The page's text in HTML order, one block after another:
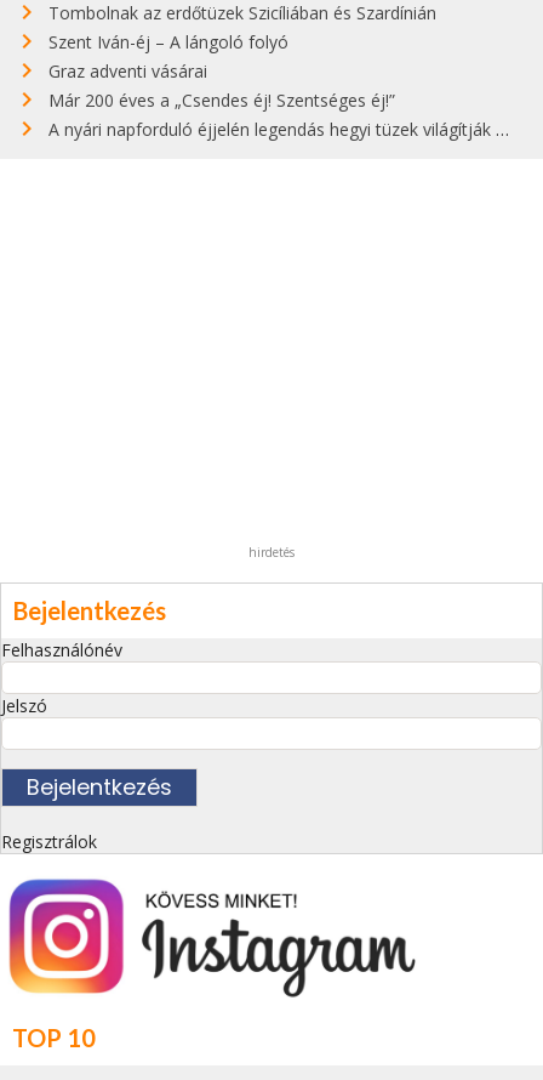
Tombolnak az erdőtüzek Szicíliában és Szardínián
Szent Iván-éj – A lángoló folyó
Graz adventi vásárai
Már 200 éves a „Csendes éj! Szentséges éj!”
A nyári napforduló éjjelén legendás hegyi tüzek világítják meg Zugspitzét
hirdetés
Bejelentkezés
Felhasználónév
Jelszó
Regisztrálok
TOP 10